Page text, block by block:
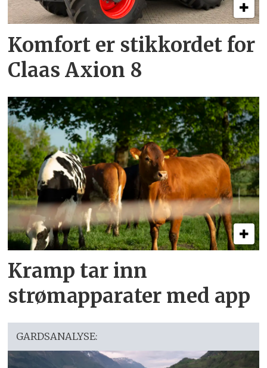
Komfort er stikkordet for
Claas Axion 8
Kramp tar inn
strømapparater med app
GARDSANALYSE: